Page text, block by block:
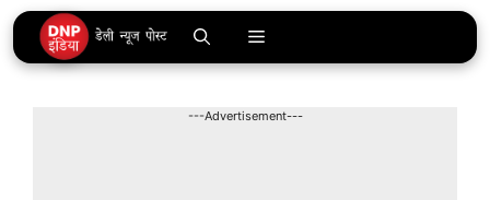
Skip
to
content
Menu
---Advertisement---